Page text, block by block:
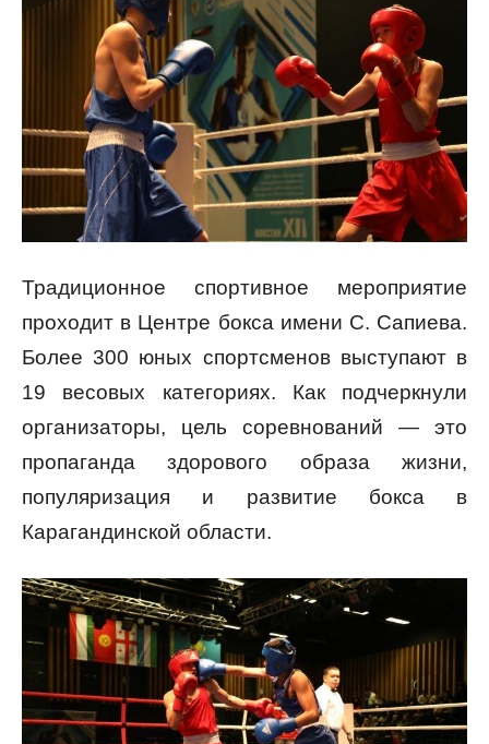
Традиционное спортивное мероприятие
проходит в Центре бокса имени С. Сапиева.
Более 300 юных спортсменов выступают в
19 весовых категориях. Как подчеркнули
организаторы, цель соревнований — это
пропаганда здорового образа жизни,
популяризация и развитие бокса в
Карагандинской области.